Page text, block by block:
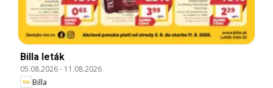
Billa leták
05.08.2026- 11.08.2026
Billa